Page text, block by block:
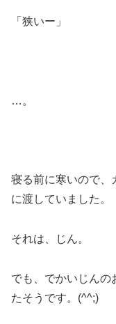
「狭いー」
…。
寝る前に寒いので、
に渡していました。
それは、じん。
でも、でかいじんの
たそうです。(^^;)